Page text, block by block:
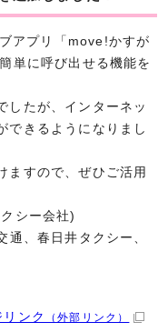
アプリ「move!かすが
単に呼び出せる機能を
したが、インターネッ
できるようになりまし
ますので、ぜひご活用
シー会社)
、春日井タクシー、
ンク （外部リンク）